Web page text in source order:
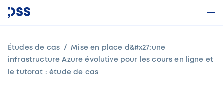
Études de cas Mise en place d&#x27;une
infrastructure Azure évolutive pour les cours en ligne et
le tutorat : étude de cas